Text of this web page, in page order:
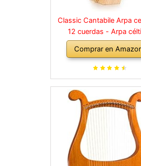
Classic Cantabile Arpa
12 cuerdas - Arpa
irlandesa madera de
2 llaves de afinación y
transporte
Comprar en